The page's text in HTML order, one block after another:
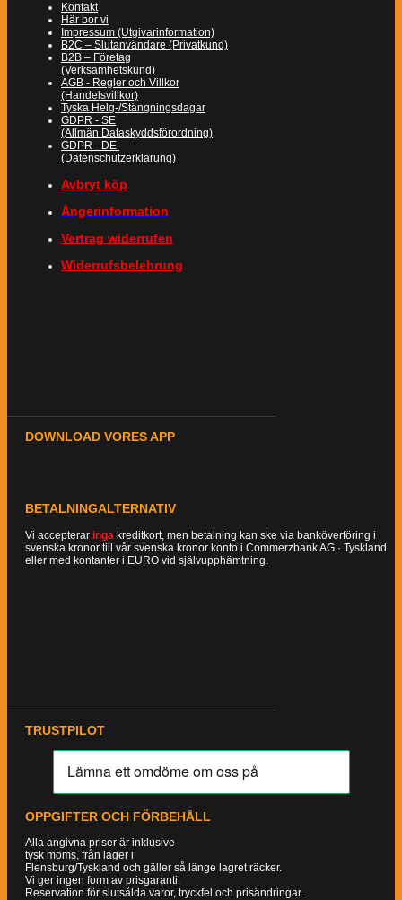
Kontakt
Här bor vi
Impressum (Utgivarinformation)
B2C – Slutanvändare (Privatkund)
B2B – Företag
(Verksamhetskund)
AGB - Regler och Villkor
(Handelsvillkor)
Tyska Helg-/Stängningsdagar
GDPR - SE
(Allmän Dataskyddsförordning)
GDPR - DE
(Datenschutzerklärung)
Avbryt köp
Ångerinformation
Vertrag widerrufen
Widerrufsbelehrung
DOWNLOAD VORES APP
BETALNINGALTERNATIV
Vi accepterar inga kreditkort, men betalning kan ske via banköverföring i
svenska kronor till vår svenska kronor konto i Commerzbank AG · Tyskland
eller med kontanter i EURO vid självupphämtning.
TRUSTPILOT
OPPGIFTER OCH FÖRBEHÅLL
Alla angivna priser är inklusive
tysk moms, från lager i
Flensburg/Tyskland och gäller så länge lagret räcker.
Vi ger ingen form av prisgaranti.
Reservation för slutsålda varor, tryckfel och prisändringar.